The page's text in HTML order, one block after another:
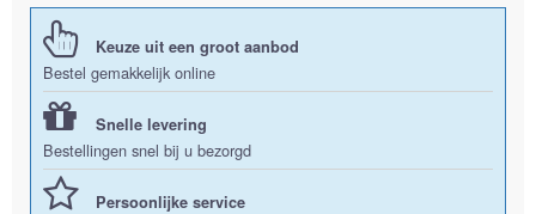
Keuze uit een groot aanbod
Bestel gemakkelijk online
Snelle levering
Bestellingen snel bij u bezorgd
Persoonlijke service